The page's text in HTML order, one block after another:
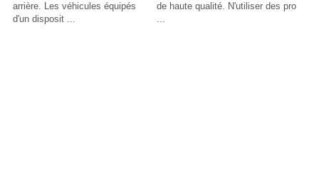
arrière. Les véhicules équipés
d'un disposit ...
de haute qualité. N'utiliser des pro
...